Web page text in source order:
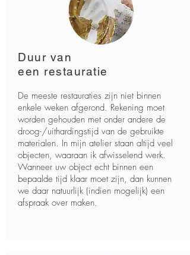
Duur van
een restauratie
De meeste restauraties zijn niet binnen
enkele weken afgerond. Rekening moet
worden gehouden met onder andere de
droog-/uithardingstijd van de gebruikte
materialen. In mijn atelier staan altijd veel
objecten, waaraan ik afwisselend werk.
Wanneer uw object echt binnen een
bepaalde tijd klaar moet zijn, dan kunnen
we daar natuurlijk (indien mogelijk) een
afspraak over maken.